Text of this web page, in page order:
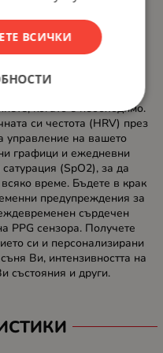
проследяване
часове на сън,
и кислород в кръвта по
за подобряване на
нивата ви на стрес,
като например
високо напрежение. Ще
когато е необходимо.
си честота (HRV) през
управление на вашето
графици и ежедневни
(SpO2), за да
време. Бъдете в крак
предупреждения за
сърдечен
PPG сензора. Получете
си и персонализирани
Ви, интензивността на
състояния и други.
ВСИЧКИ